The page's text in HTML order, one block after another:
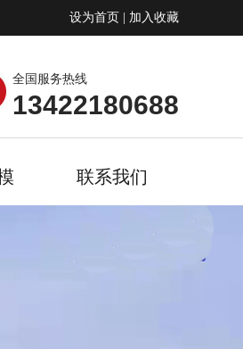
设为首页 加入收藏
全国服务热线
13422180688
联系我们